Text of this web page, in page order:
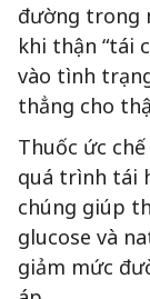
đường trong
khi thận “tái
vào tình
thẳng cho
Thuốc ức
quá trình tái
chúng giúp
glucose và
giảm mức